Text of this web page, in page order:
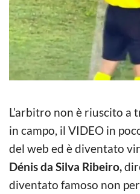
L’arbitro non è riuscito a
in campo, il VIDEO in
del web ed è diventato
Dénis da Silva Ribeiro,
diventato famoso non